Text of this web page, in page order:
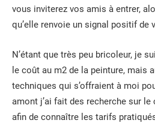
vous inviterez vos amis à entrer,
qu’elle renvoie un signal positif de
N’étant que très peu bricoleur, je
le coût au m2 de la peinture, mais
techniques qui s’offraient à moi
amont j’ai fait des recherche sur le
afin de connaître les tarifs